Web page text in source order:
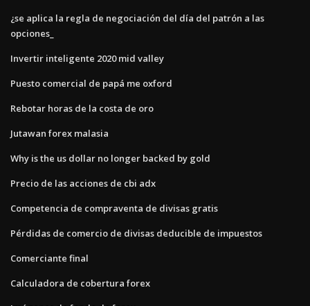
¿se aplica la regla de negociación del día del patrón a las
opciones_
Invertir inteligente 2020 mid valley
Puesto comercial de papá me oxford
Rebotar horas de la costa de oro
Jutawan forex malasia
Why is the us dollar no longer backed by gold
Precio de las acciones de cbi adx
Competencia de compraventa de divisas gratis
Pérdidas de comercio de divisas deducible de impuestos
Comerciante final
Calculadora de cobertura forex